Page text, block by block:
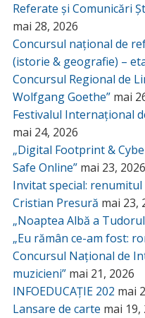
Referate și Comunicări
mai 28, 2026
Concursul național de
(istorie & geografie) –
Concursul Regional de
Wolfgang Goethe” mai
Festivalul Internațional
mai 24, 2026
„Digital Footprint &
Safe Online” mai 23, 2026
Invitat special:
Cristian Presură mai 23,
„Noaptea Albă a
„Eu rămân ce-am fost:
Concursul Național de
muzicieni” mai 21, 2026
INFOEDUCAȚIE 202 mai
Lansare de carte mai 19,